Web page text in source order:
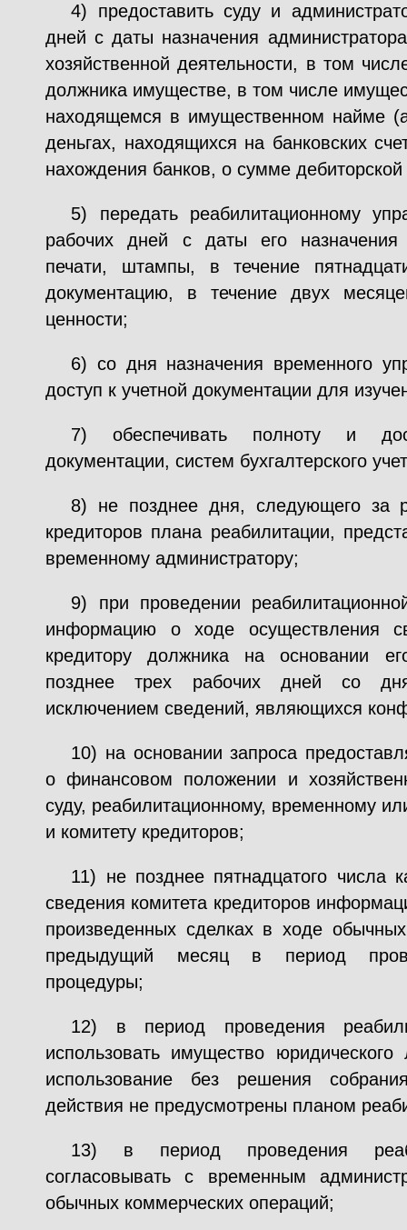
4) предоставить суду и
дней с даты назначения
хозяйственной деятельности, в том
должника имуществе, в том числе
находящемся в имущественном найме
деньгах, находящихся на банковских
нахождения банков, о сумме
5) передать реабилитационному
рабочих дней с даты его назначения
печати, штампы, в течение
документацию, в течение двух
ценности;
6) со дня назначения временного
доступ к учетной документации для
7) обеспечивать полноту и
документации, систем бухгалтерского
8) не позднее дня, следующего за
кредиторов плана реабилитации,
временному администратору;
9) при проведении
информацию о ходе осуществления
кредитору должника на основании
позднее трех рабочих дней со
исключением сведений, являющихся
10) на основании запроса
о финансовом положении и
суду, реабилитационному, временному
и комитету кредиторов;
11) не позднее пятнадцатого числа
сведения комитета кредиторов
произведенных сделках в ходе
предыдущий месяц в период
процедуры;
12) в период проведения
использовать имущество
использование без решения
действия не предусмотрены планом
13) в период проведения
согласовывать с временным
обычных коммерческих операций;